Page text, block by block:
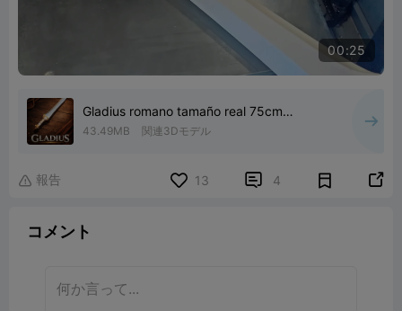
00:25
Gladius romano tamaño real 75cm
modular 3Mf
43.49MB 関連3Dモデル
 報告 13  4 
コメント